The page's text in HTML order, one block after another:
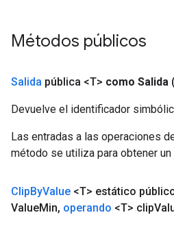
Métodos públicos
Salida pública <T> como Salida
Devuelve el identificador
Las entradas a las operaciones
método se utiliza para obtener
ClipByValue <T> estático
ValueMin, operando <T> clip